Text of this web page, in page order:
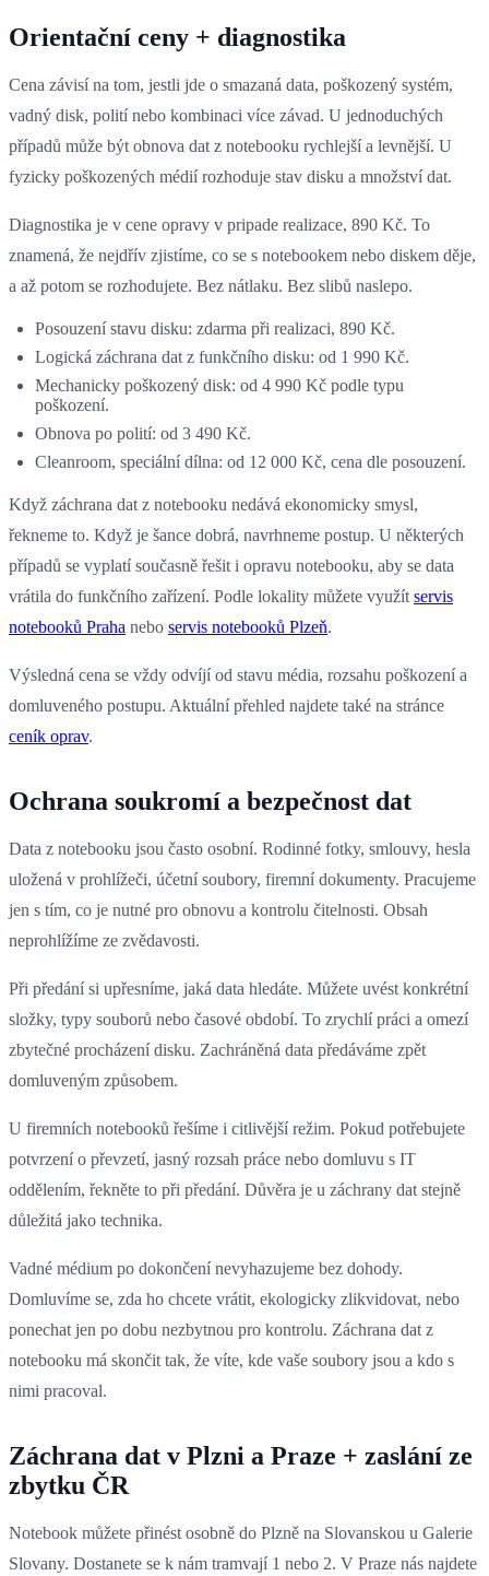
Orientační ceny + diagnostika
Cena závisí na tom, jestli jde o smazaná data, poškozený systém,
vadný disk, polití nebo kombinaci více závad. U jednoduchých
případů může být obnova dat z notebooku rychlejší a levnější. U
fyzicky poškozených médií rozhoduje stav disku a množství dat.
Diagnostika je v cene opravy v pripade realizace, 890 Kč. To
znamená, že nejdřív zjistíme, co se s notebookem nebo diskem děje,
a až potom se rozhodujete. Bez nátlaku. Bez slibů naslepo.
Posouzení stavu disku: zdarma při realizaci, 890 Kč.
Logická záchrana dat z funkčního disku: od 1 990 Kč.
Mechanicky poškozený disk: od 4 990 Kč podle typu
poškození.
Obnova po polití: od 3 490 Kč.
Cleanroom, speciální dílna: od 12 000 Kč, cena dle posouzení.
Když záchrana dat z notebooku nedává ekonomicky smysl,
řekneme to. Když je šance dobrá, navrhneme postup. U některých
případů se vyplatí současně řešit i opravu notebooku, aby se data
vrátila do funkčního zařízení. Podle lokality můžete využít servis
notebooků Praha nebo servis notebooků Plzeň.
Výsledná cena se vždy odvíjí od stavu média, rozsahu poškození a
domluveného postupu. Aktuální přehled najdete také na stránce
ceník oprav.
Ochrana soukromí a bezpečnost dat
Data z notebooku jsou často osobní. Rodinné fotky, smlouvy, hesla
uložená v prohlížeči, účetní soubory, firemní dokumenty. Pracujeme
jen s tím, co je nutné pro obnovu a kontrolu čitelnosti. Obsah
neprohlížíme ze zvědavosti.
Při předání si upřesníme, jaká data hledáte. Můžete uvést konkrétní
složky, typy souborů nebo časové období. To zrychlí práci a omezí
zbytečné procházení disku. Zachráněná data předáváme zpět
domluveným způsobem.
U firemních notebooků řešíme i citlivější režim. Pokud potřebujete
potvrzení o převzetí, jasný rozsah práce nebo domluvu s IT
oddělením, řekněte to při předání. Důvěra je u záchrany dat stejně
důležitá jako technika.
Vadné médium po dokončení nevyhazujeme bez dohody.
Domluvíme se, zda ho chcete vrátit, ekologicky zlikvidovat, nebo
ponechat jen po dobu nezbytnou pro kontrolu. Záchrana dat z
notebooku má skončit tak, že víte, kde vaše soubory jsou a kdo s
nimi pracoval.
Záchrana dat v Plzni a Praze + zaslání ze
zbytku ČR
Notebook můžete přinést osobně do Plzně na Slovanskou u Galerie
Slovany. Dostanete se k nám tramvají 1 nebo 2. V Praze nás najdete